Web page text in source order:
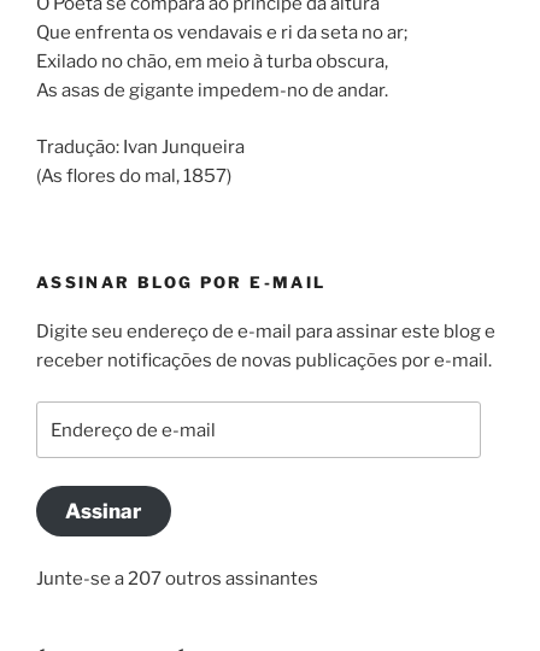
Que enfrenta os vendavais e ri da seta no ar;
Exilado no chão, em meio à turba obscura,
As asas de gigante impedem-no de andar.
Tradução: Ivan Junqueira
(As flores do mal, 1857)
ASSINAR BLOG POR E-MAIL
Digite seu endereço de e-mail para assinar este blog e
receber notificações de novas publicações por e-mail.
de
mailAssinar
Junte-se a 207 outros assinantes